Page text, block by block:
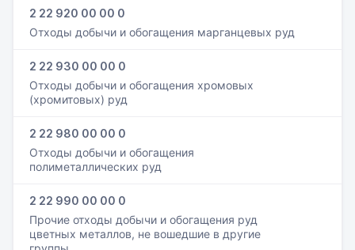
2 22 920 00 00 0
Отходы добычи и обогащения марганцевых руд
2 22 930 00 00 0
Отходы добычи и обогащения хромовых
(хромитовых) руд
2 22 980 00 00 0
Отходы добычи и обогащения
полиметаллических руд
2 22 990 00 00 0
Прочие отходы добычи и обогащения руд
цветных металлов, не вошедшие в другие